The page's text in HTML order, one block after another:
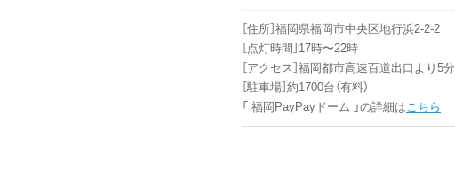
［住所］福岡県福岡市中央区地行浜2-2-2
［点灯時間］17時〜22時
［アクセス］福岡都市高速百道出口より5分
［駐車場］約1700台（有料）
「 福岡PayPayドーム 」の詳細はこちら